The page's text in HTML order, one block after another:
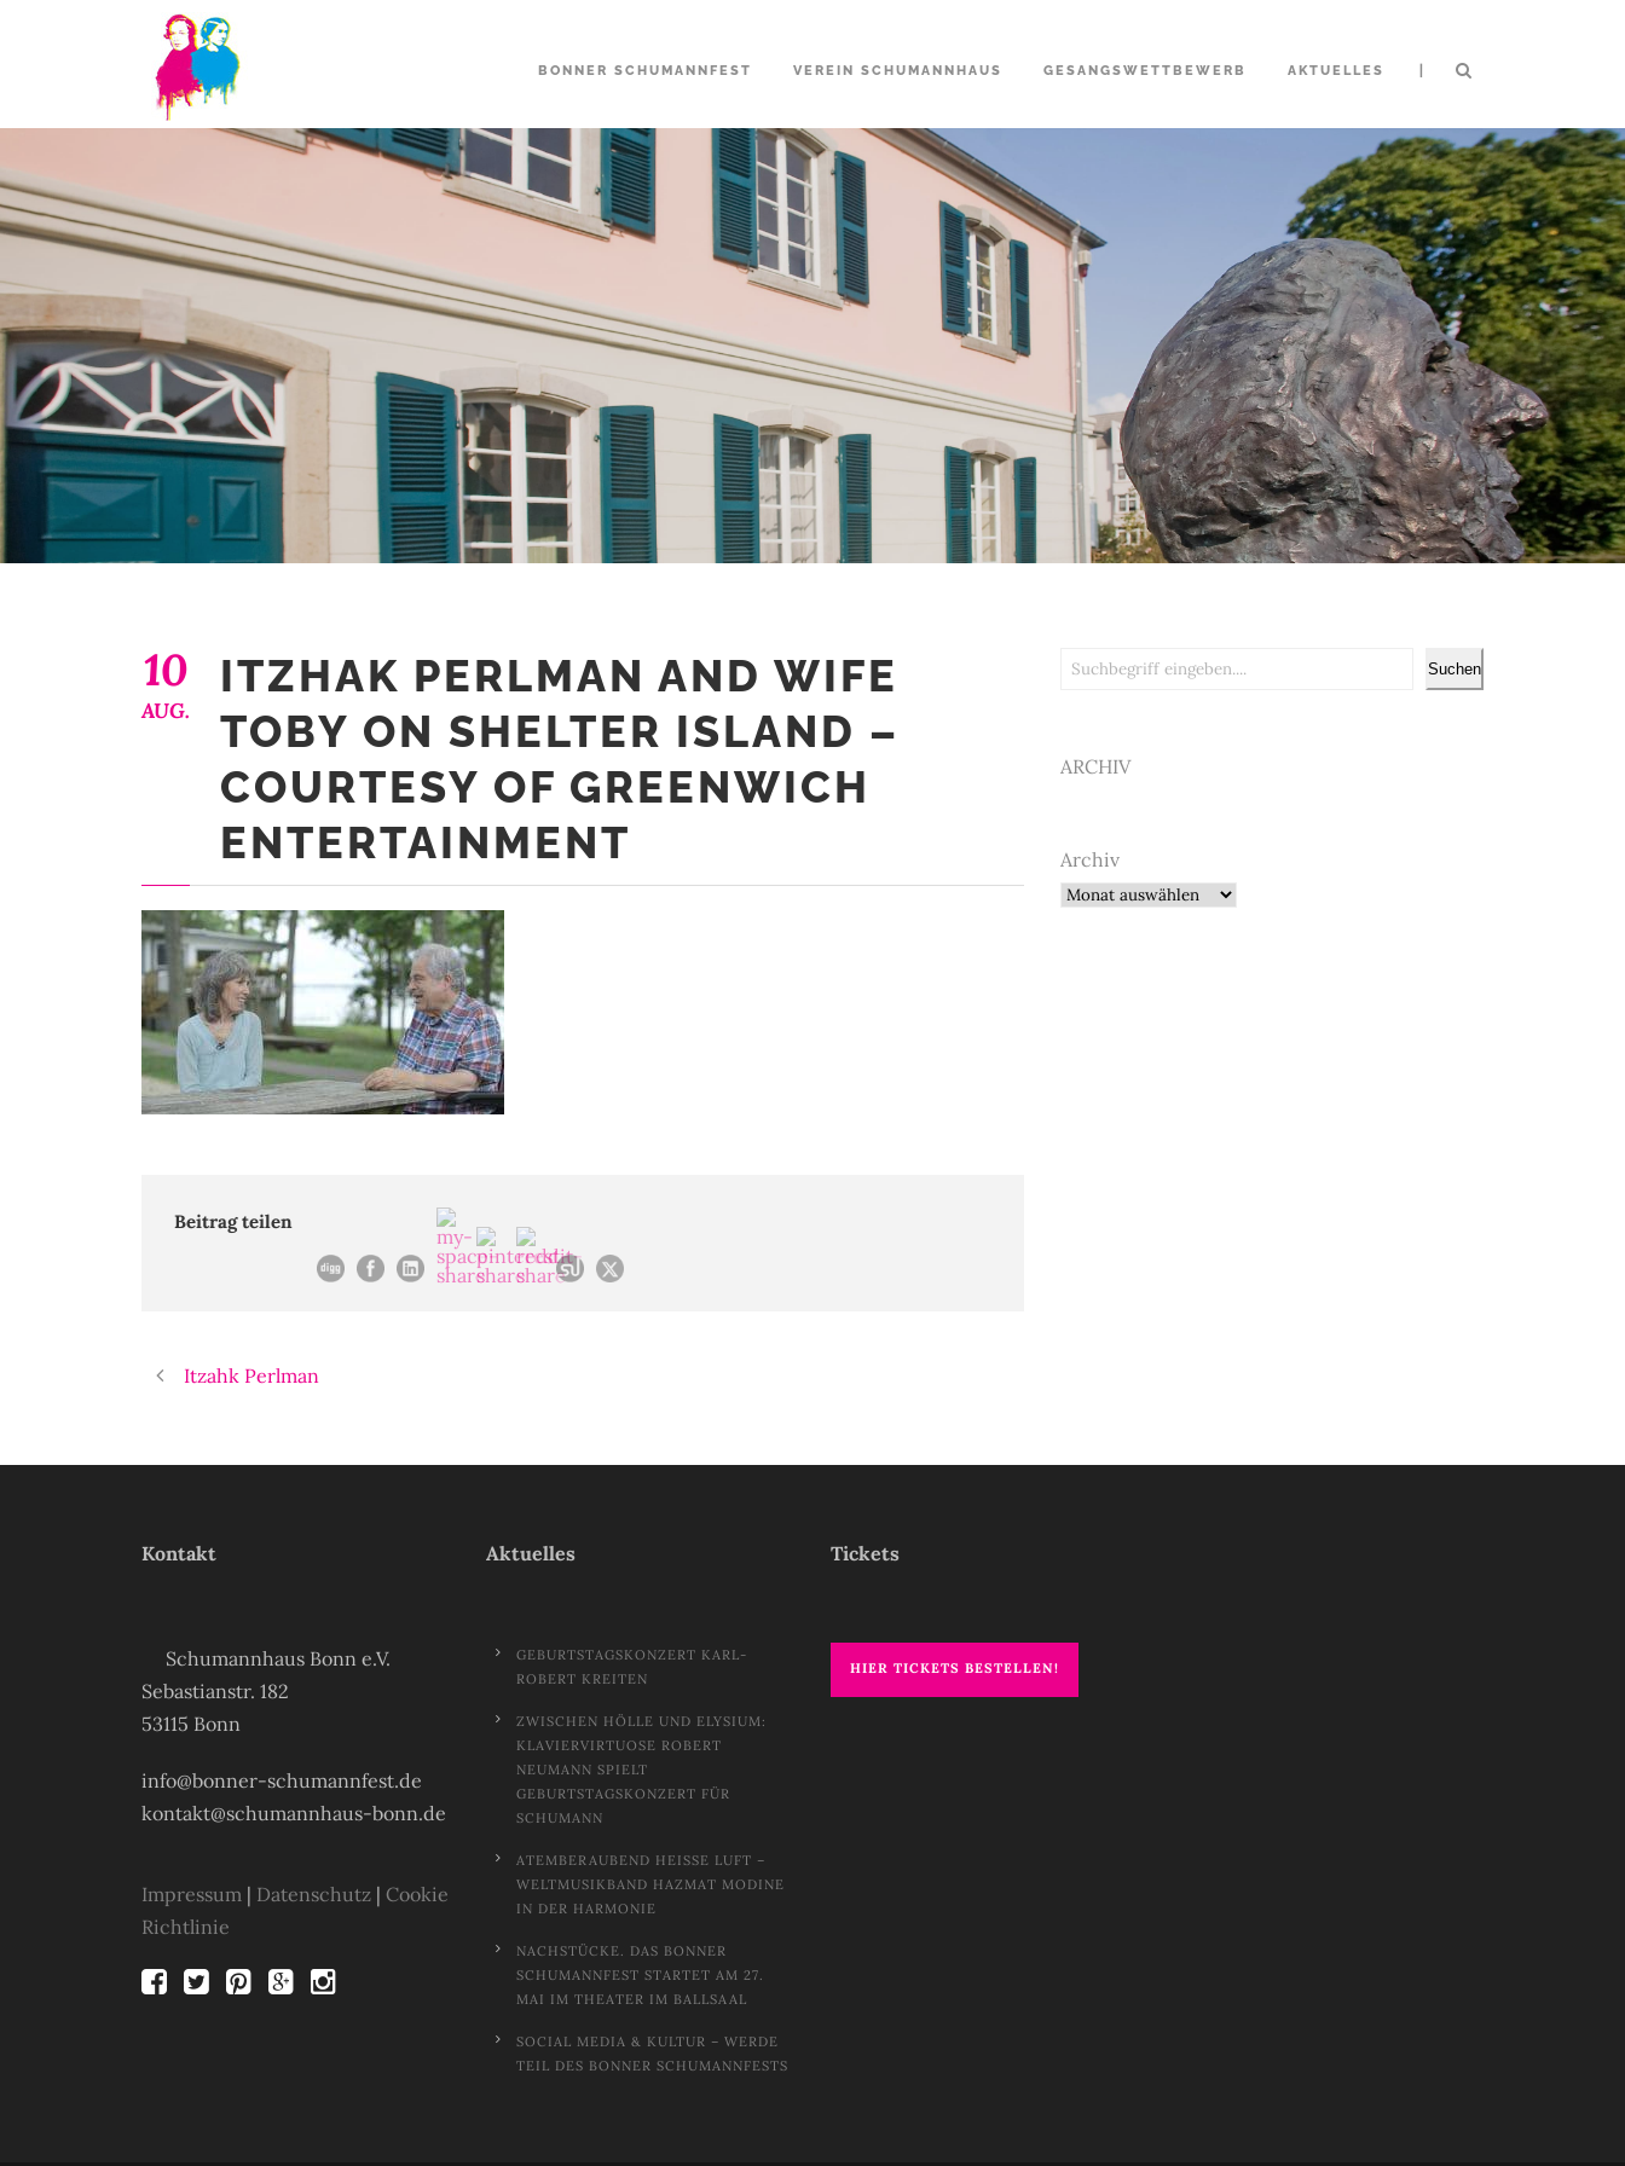
BONNER SCHUMANNFEST VEREIN SCHUMANNHAUS GESANGSWETTBEWERB AKTUELLES |
10
AUG.
ITZHAK PERLMAN AND WIFE
TOBY ON SHELTER ISLAND –
COURTESY OF GREENWICH
ENTERTAINMENT
Beitrag teilen
Itzahk Perlman
Suchen Suchen
ARCHIV
Archiv
Kontakt
Schumannhaus Bonn e.V.
Sebastianstr. 182
53115 Bonn
info@bonner-schumannfest.de
kontakt@schumannhaus-bonn.de
Impressum | Datenschutz | Cookie
Richtlinie
Aktuelles
GEBURTSTAGSKONZERT KARL-
ROBERT KREITEN
ZWISCHEN HÖLLE UND ELYSIUM:
KLAVIERVIRTUOSE ROBERT
NEUMANN SPIELT
GEBURTSTAGSKONZERT FÜR
SCHUMANN
ATEMBERAUBEND HEISSE LUFT – W
ELTMUSIKBAND HAZMAT MODINE I
N DER HARMONIE
NACHSTÜCKE. DAS BONNER
SCHUMANNFEST STARTET AM 27.
MAI IM THEATER IM BALLSAAL
SOCIAL MEDIA & KULTUR – WERDE
TEIL DES BONNER SCHUMANNFESTS
Tickets
HIER TICKETS BESTELLEN!